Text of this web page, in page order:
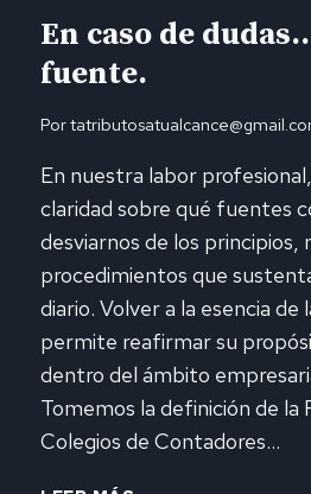
En caso de
fuente.
Por
En nuestra labor
claridad sobre qué fuentes
desviarnos de los principios,
procedimientos que
diario. Volver a la esencia de
permite reafirmar su
dentro del ámbito
Tomemos la definición de la
Colegios de Contadores…